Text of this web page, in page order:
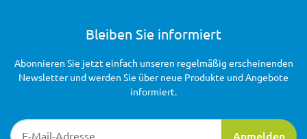
Bleiben Sie informiert
Newsletter-Registrierung
Anmelden
Abonnieren Sie jetzt einfach unseren regelmäßig erscheinenden
Newsletter und werden Sie über neue Produkte und Angebote
informiert.